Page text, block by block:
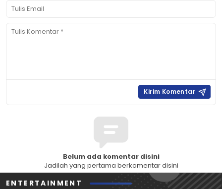
Belum ada komentar disini
Jadilah yang pertama berkomentar disini
ENTERTAINMENT